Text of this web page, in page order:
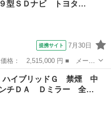
型ＳＤナビ トヨタ…
提携サイト 7月30日
４ ■ グレード名： Ｇ Ｚパ
ＳＤナビ トヨタセーフティ
ハイブリッドＧ 禁煙 中
チＤＡ Ｄミラー 全…